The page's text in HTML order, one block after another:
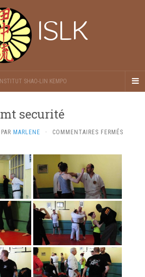
ISLK
INSTITUT SHAO-LIN KEMPO
mt securité
PAR MARLENE · COMMENTAIRES FERMÉS